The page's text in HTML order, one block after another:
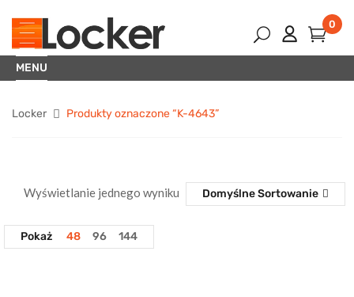
0
MENU
Locker Produkty oznaczone “K-4643”
Wyświetlanie jednego wyniku Domyślne Sortowanie
Pokaż 48 96 144